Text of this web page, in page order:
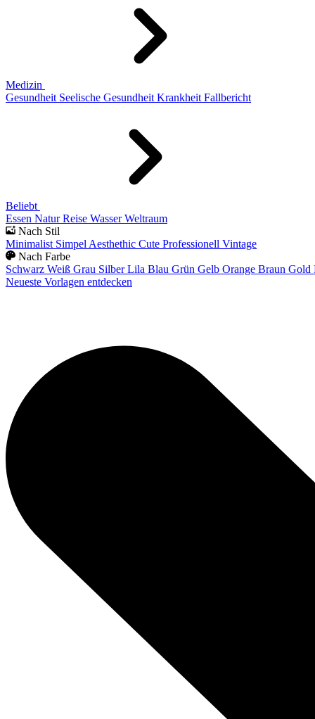
Medizin
Gesundheit Seelische Gesundheit Krankheit Fallbericht
Beliebt
Essen Natur Reise Wasser Weltraum
Nach Stil
Minimalist Simpel Aesthethic Cute Professionell Vintage
Nach Farbe
Schwarz Weiß Grau Silber Lila Blau Grün Gelb Orange Braun Gold
Neueste Vorlagen entdecken